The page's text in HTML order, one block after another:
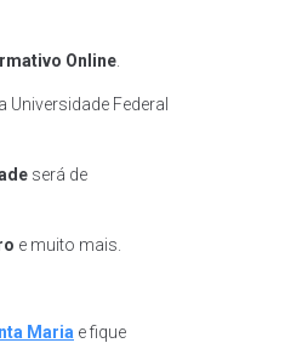
Online
Federal
será de
e muito mais.
Maria e fique